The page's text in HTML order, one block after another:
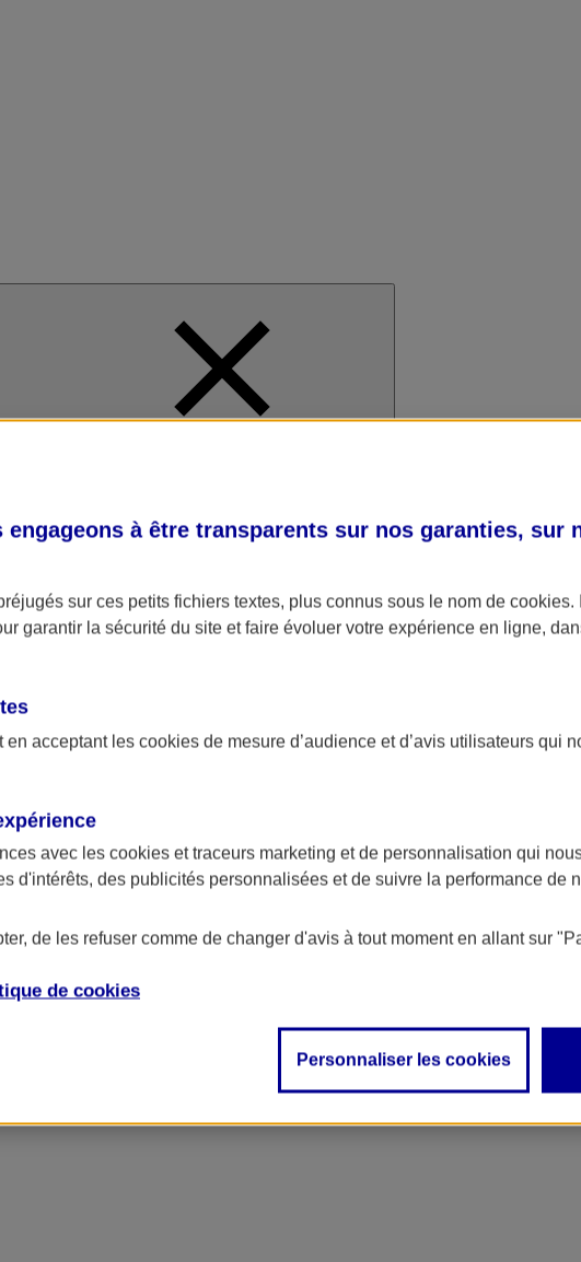
engageons à être transparents sur nos garanties, sur
sur ces petits fichiers textes, plus connus sous le nom de cookies.
garantir la sécurité du site et faire évoluer votre expérience en ligne,
en acceptant les cookies de mesure d’audience et d’avis utilisateurs qui
avec les cookies et traceurs marketing et de personnalisation qui
d'intérêts, des publicités personnalisées et de suivre la performance de
de les refuser comme de changer d'avis à tout moment en allant sur
de cookies
Personnaliser les cookies